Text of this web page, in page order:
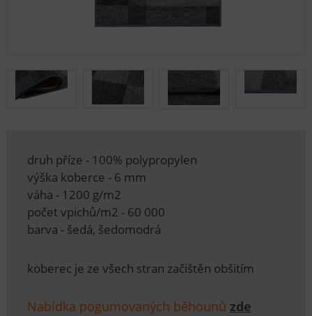
druh příze - 100% polypropylen
výška koberce - 6 mm
váha - 1200 g/m2
počet vpichů/m2 - 60 000
barva - šedá, šedomodrá
koberec je ze všech stran začištěn obšitím
Nabídka pogumovaných běhounů zde